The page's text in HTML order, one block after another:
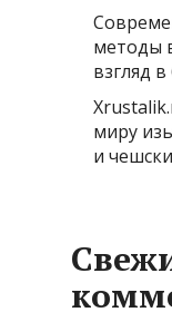
методы
взгляд
миру
и